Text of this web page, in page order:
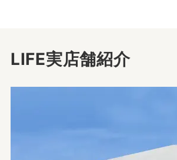
LIFE実店舗紹介